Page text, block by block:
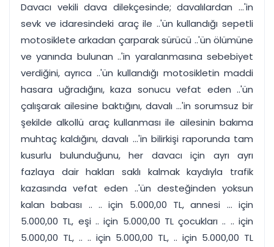
Davacı vekili dava dilekçesinde; davalılardan ...'in
sevk ve idaresindeki araç ile ..'ün kullandığı sepetli
motosiklete arkadan çarparak sürücü ..'ün ölümüne
ve yanında bulunan ..'in yaralanmasına sebebiyet
verdiğini, ayrıca ..'ün kullandığı motosikletin maddi
hasara uğradığını, kaza sonucu vefat eden ..'ün
çalışarak ailesine baktığını, davalı ...'in sorumsuz bir
şekilde alkollü araç kullanması ile ailesinin bakıma
muhtaç kaldığını, davalı ...'in bilirkişi raporunda tam
kusurlu bulunduğunu, her davacı için ayrı ayrı
fazlaya dair hakları saklı kalmak kaydıyla trafik
kazasında vefat eden ..'ün desteğinden yoksun
kalan babası .. .. için 5.000,00 TL, annesi ... için
5.000,00 TL, eşi .. için 5.000,00 TL çocukları .. .. için
5.000,00 TL, .. .. için 5.000,00 TL, .. için 5.000,00 TL